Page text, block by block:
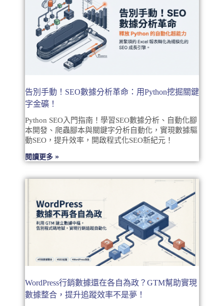
告別手動！SEO數據分析革命：用Python挖掘關鍵
字金礦！
Python SEO入門指南！學習SEO數據分析、自動化腳
本開發、爬蟲腳本與關鍵字分析自動化，實現數據驅
動SEO，提升效率，開啟程式化SEO新紀元！
閱讀更多 »
WordPress行銷數據還在各自為政？GTM幫助實現
數據整合，提升追蹤效率不是夢！